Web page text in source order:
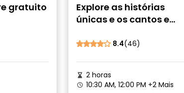
gratuito
Explore as histórias
únicas e os cantos e
8.4(46)
2 horas
10:30 AM, 12:00 PM +2 Mais